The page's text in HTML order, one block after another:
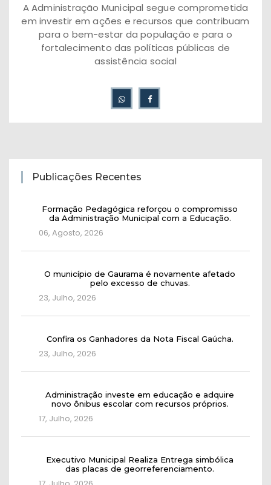
A Administração Municipal segue comprometida
em investir em ações e recursos que contribuam
para o bem-estar da população e para o
fortalecimento das políticas públicas de
assistência social
Publicações Recentes
Formação Pedagógica reforçou o compromisso
da Administração Municipal com a Educação.
06, Agosto, 2026
O município de Gaurama é novamente afetado
pelo excesso de chuvas.
23, Julho, 2026
Confira os Ganhadores da Nota Fiscal Gaúcha.
23, Julho, 2026
Administração investe em educação e adquire
novo ônibus escolar com recursos próprios.
17, Julho, 2026
Executivo Municipal Realiza Entrega simbólica
das placas de georreferenciamento.